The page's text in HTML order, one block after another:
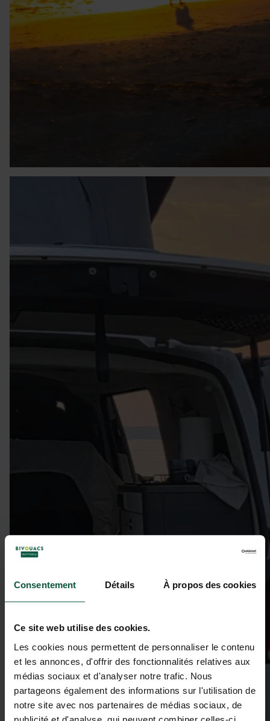
Consentement Détails À propos des cookies
Ce site web utilise des cookies.
Les cookies nous permettent de personnaliser le contenu
et les annonces, d'offrir des fonctionnalités relatives aux
médias sociaux et d'analyser notre trafic. Nous
partageons également des informations sur l'utilisation de
notre site avec nos partenaires de médias sociaux, de